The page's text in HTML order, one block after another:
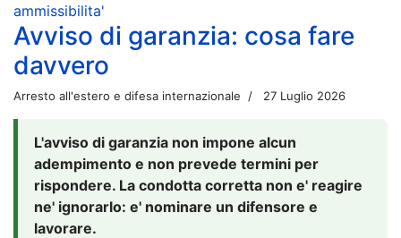
ammissibilita'
Avviso di garanzia: cosa fare
davvero
Arresto all'estero e difesa internazionale 27 Luglio 2026
L'avviso di garanzia non impone alcun
adempimento e non prevede termini per
rispondere. La condotta corretta non e' reagire
ne' ignorarlo: e' nominare un difensore e
lavorare.